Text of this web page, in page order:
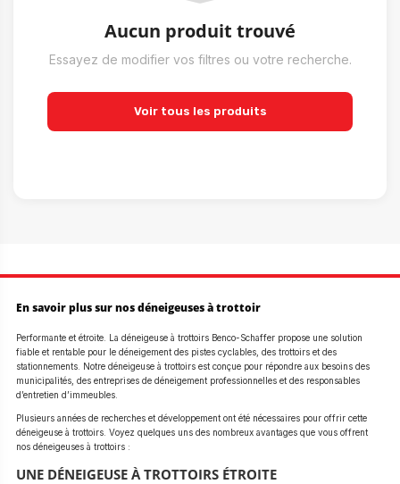
Aucun produit trouvé
Essayez de modifier vos filtres ou votre recherche.
Voir tous les produits
En savoir plus sur nos déneigeuses à trottoir
Performante et étroite. La déneigeuse à trottoirs Benco-Schaffer propose une solution
fiable et rentable pour le déneigement des pistes cyclables, des trottoirs et des
stationnements. Notre déneigeuse à trottoirs est conçue pour répondre aux besoins des
municipalités, des entreprises de déneigement professionnelles et des responsables
d’entretien d’immeubles.
Plusieurs années de recherches et développement ont été nécessaires pour offrir cette
déneigeuse à trottoirs. Voyez quelques uns des nombreux avantages que vous offrent
nos déneigeuses à trottoirs :
UNE DÉNEIGEUSE À TROTTOIRS ÉTROITE